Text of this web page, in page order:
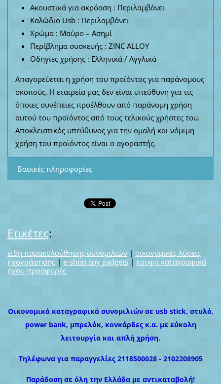
Ακουστικά για ακρόαση : Περιλαμβάνει
Καλώδιο Usb : Περιλαμβάνει
Χρώμα : Μαύρο – Ασημί
Περίβλημα συσκευής : ZINC ALLOY
Οδηγίες χρήσης : Ελληνικά / Αγγλικά
Απαγορεύεται η χρήση του προϊόντος για παράνομους
σκοπούς. Η εταιρεία μας δεν είναι υπεύθυνη για τις
όποιες συνέπειες προέλθουν από παράνομη χρήση
αυτού του προϊόντος από τους τελικούς χρήστες του.
Αποκλειστικός υπεύθυνος για την ομαλή και νόμιμη
χρήση του προϊόντος είναι ο αγοραστής.
Βασικές πληροφορίες
Ετικέτες:
είδη παρακολούθησης συνομιλιών | οικονομικές λύσεις
ηχογράφησης | e-shop spy gadgets | κρυφά καταγραφικά
ήχου προσφορές
Οικονομικά καταγραφικά συνομιλιών σε usb stick, στυλό,
power bank, μπρελόκ, κονκάρδες κ.α. με εύκολη
λειτουργία και απλή χρήση.
Τηλέφωνα για παραγγελίες 2118500028 - 2102208905
Παράδοση σε όλη την Ελλάδα με αντικαταβολή!